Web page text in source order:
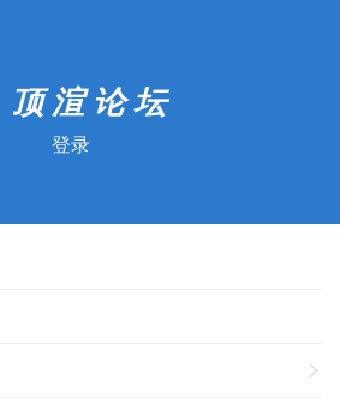
登录